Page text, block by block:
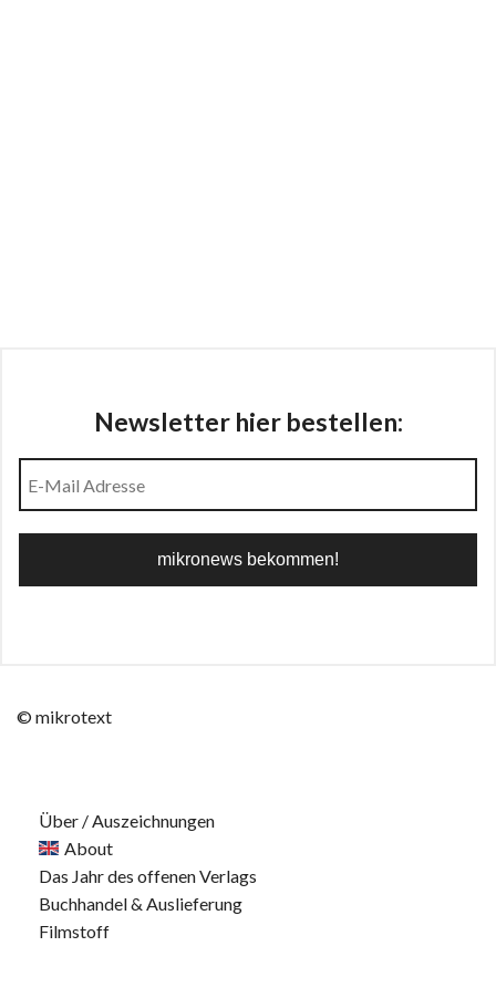
Newsletter hier bestellen:
© mikrotext
Über / Auszeichnungen
About
Das Jahr des offenen Verlags
Buchhandel & Auslieferung
Filmstoff